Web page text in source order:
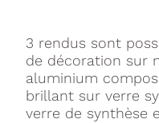
3 rendus sont
de décoration sur
aluminium
brillant sur verre
verre de synthèse